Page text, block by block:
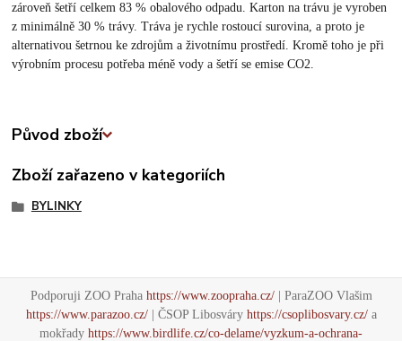
zároveň šetří celkem 83 % obalového odpadu. Karton na trávu je vyroben
z minimálně 30 % trávy. Tráva je rychle rostoucí surovina, a proto je
alternativou šetrnou ke zdrojům a životnímu prostředí. Kromě toho je při
výrobním procesu potřeba méně vody a šetří se emise CO2.
Původ zboží
Zboží zařazeno v kategoriích
BYLINKY
Podporuji ZOO Praha https://www.zoopraha.cz/| ParaZOO Vlašim
https://www.parazoo.cz/| ČSOP Libosváry https://csoplibosvary.cz/a
mokřady https://www.birdlife.cz/co-delame/vyzkum-a-ochrana-